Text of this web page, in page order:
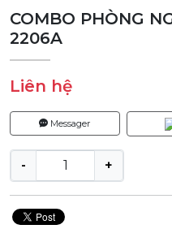
COMBO PHÒNG
2206A
Liên hệ
Messager
- +